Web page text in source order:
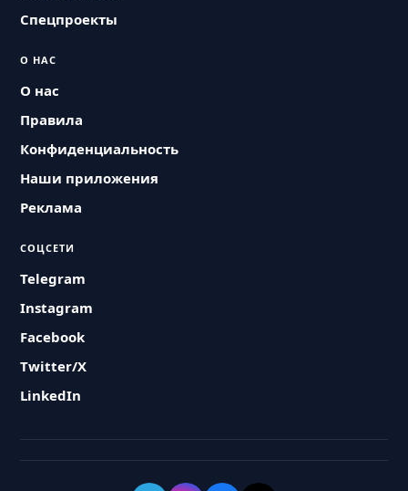
Спецпроекты
О НАС
О нас
Правила
Конфиденциальность
Наши приложения
Реклама
СОЦСЕТИ
Telegram
Instagram
Facebook
Twitter/X
LinkedIn